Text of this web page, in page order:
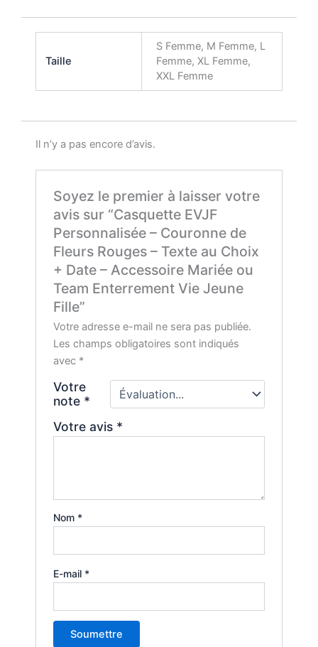
Taille
S Femme, M Femme, L
Femme, XL Femme,
XXL Femme
Il n’y a pas encore d’avis.
Soyez le premier à laisser votre
avis sur “Casquette EVJF
Personnalisée – Couronne de
Fleurs Rouges – Texte au Choix
+ Date – Accessoire Mariée ou
Team Enterrement Vie Jeune
Fille”
Votre adresse e-mail ne sera pas publiée.
Les champs obligatoires sont indiqués
avec *
Votre
note *
Votre avis *
Nom *
E-mail *